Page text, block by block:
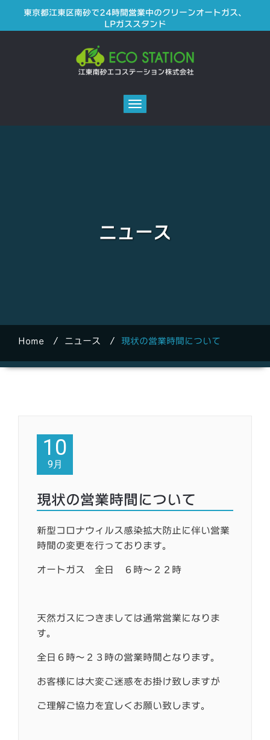
東京都江東区南砂で24時間営業中のクリーンオートガス、
LPガススタンド
Toggle
ニュース
Home / ニュース / 現状の営業時間について
10
9月
現状の営業時間について
新型コロナウィルス感染拡大防止に伴い営業
時間の変更を行っております。
オートガス 全日 ６時～２２時
天然ガスにつきましては通常営業になりま
す。
全日６時～２３時の営業時間となります。
お客様には大変ご迷惑をお掛け致しますが
ご理解ご協力を宜しくお願い致します。